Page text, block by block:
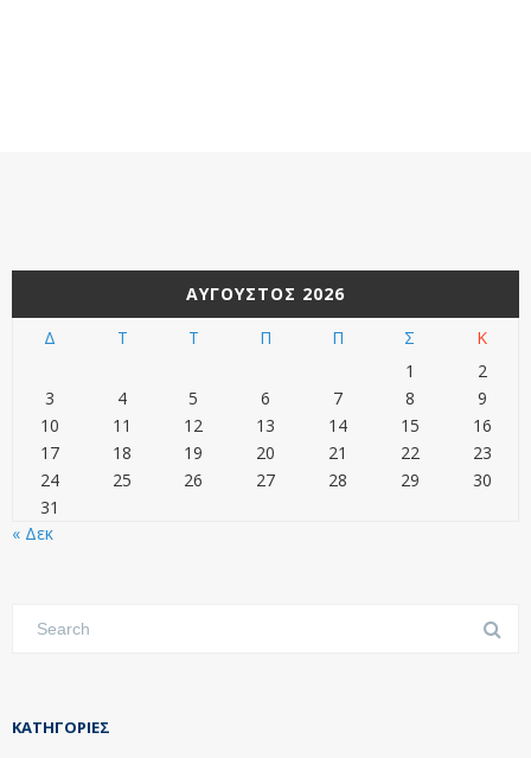
ΑΎΓΟΥΣΤΟΣ 2026
Δ
Τ Τ Π Π Σ
Κ
1
2
3
4 5 6 7 8
9
10
11 12 13 14 15
16
17
18 19 20 21 22
23
24
25 26 27 28 29
30
31
« Δεκ
KΑΤΗΓΟΡΊΕΣ